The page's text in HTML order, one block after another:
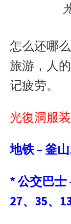
怎么还哪
旅游，人
记疲劳。
光復洞服
地铁–釜山
*公交巴士
27、 35、